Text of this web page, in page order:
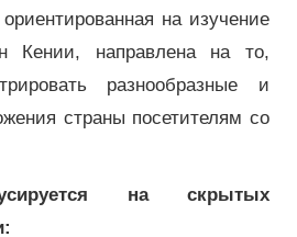
на изучение
Кении, направлена ​​на то,
разнообразные и
страны посетителям со
на скрытых